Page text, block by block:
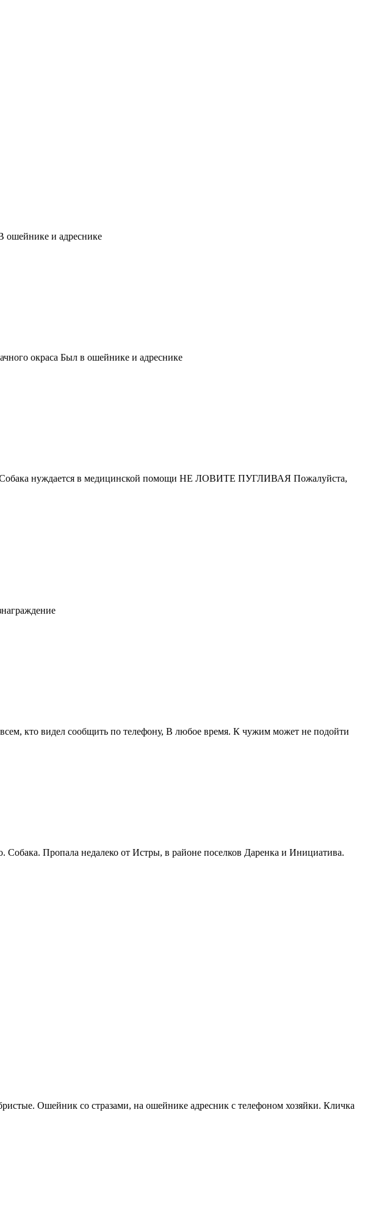
ошейнике и адреснике
окраса Был в ошейнике и адреснике
Собака нуждается в медицинской помощи НЕ ЛОВИТЕ ПУГЛИВАЯ Пожалуйста,
кто видел сообщить по телефону, В любое время. К чужим может не подойти
Собака. Пропала недалеко от Истры, в районе поселков Даренка и Инициатива.
Ошейник со стразами, на ошейнике адресник с телефоном хозяйки. Кличка